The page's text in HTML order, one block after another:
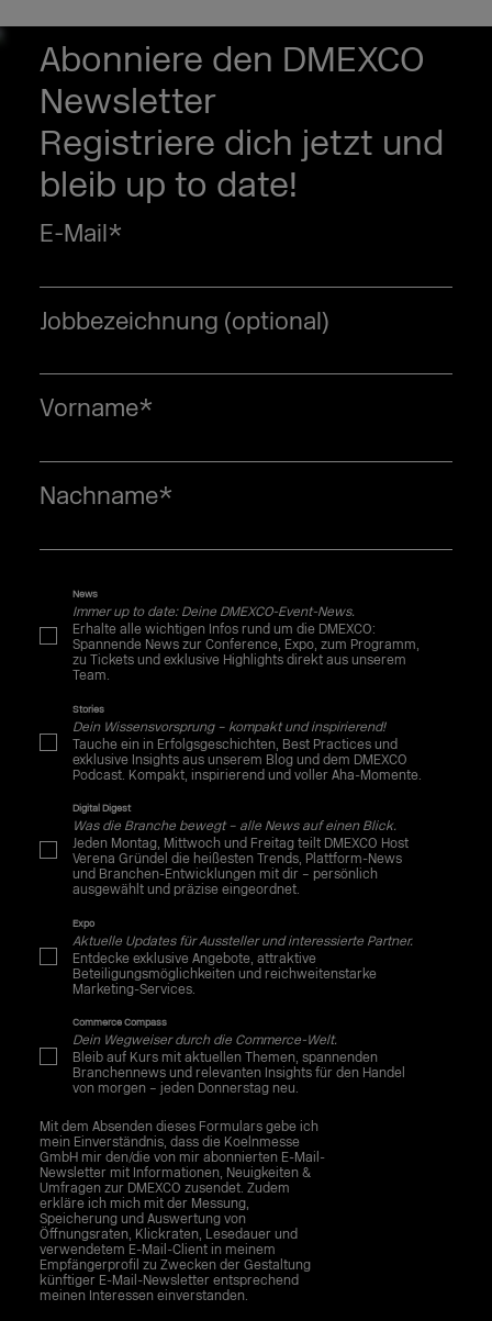
Abonniere den DMEXCO
Newsletter
Registriere dich jetzt und
bleib up to date!
E-Mail*
Jobbezeichnung (optional)
Vorname*
Nachname*
News
Immer up to date: Deine DMEXCO-Event-News.
Erhalte alle wichtigen Infos rund um die DMEXCO:
Spannende News zur Conference, Expo, zum Programm,
zu Tickets und exklusive Highlights direkt aus unserem
Team.
Stories
Dein Wissensvorsprung – kompakt und inspirierend!
Tauche ein in Erfolgsgeschichten, Best Practices und
exklusive Insights aus unserem Blog und dem DMEXCO
Podcast. Kompakt, inspirierend und voller Aha-Momente.
Digital Digest
Was die Branche bewegt – alle News auf einen Blick.
Jeden Montag, Mittwoch und Freitag teilt DMEXCO Host
Verena Gründel die heißesten Trends, Plattform-News
und Branchen-Entwicklungen mit dir – persönlich
ausgewählt und präzise eingeordnet.
Expo
Aktuelle Updates für Aussteller und interessierte Partner.
Entdecke exklusive Angebote, attraktive
Beteiligungsmöglichkeiten und reichweitenstarke
Marketing-Services.
Commerce Compass
Dein Wegweiser durch die Commerce-Welt.
Bleib auf Kurs mit aktuellen Themen, spannenden
Branchennews und relevanten Insights für den Handel
von morgen – jeden Donnerstag neu.
Mit dem Absenden dieses Formulars gebe ich
mein Einverständnis, dass die Koelnmesse
GmbH mir den/die von mir abonnierten E-Mail-
Newsletter mit Informationen, Neuigkeiten &
Umfragen zur DMEXCO zusendet. Zudem
erkläre ich mich mit der Messung,
Speicherung und Auswertung von
Öffnungsraten, Klickraten, Lesedauer und
verwendetem E-Mail-Client in meinem
Empfängerprofil zu Zwecken der Gestaltung
künftiger E-Mail-Newsletter entsprechend
meinen Interessen einverstanden.